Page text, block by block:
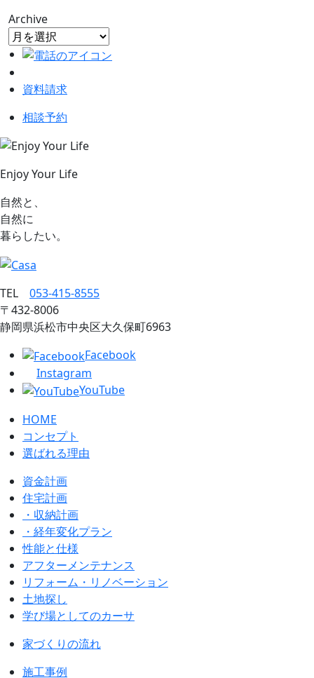
Archive
資料請求
相談予約
Enjoy Your Life
自然と、
自然に
暮らしたい。
TEL 053‐415‐8555
〒432‐8006
静岡県浜松市中央区大久保町6963
Facebook
Instagram
YouTube
HOME
コンセプト
選ばれる理由
資金計画
住宅計画
・収納計画
・経年変化プラン
性能と仕様
アフターメンテナンス
リフォーム・リノベーション
土地探し
学び場としてのカーサ
家づくりの流れ
施工事例